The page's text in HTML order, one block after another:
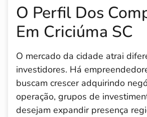
O Perfil Dos
Em Criciúma SC
O mercado da cidade atrai
investidores. Há
buscam crescer adquirindo
operação, grupos de
desejam expandir presença